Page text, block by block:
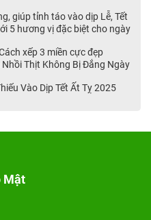
giúp tỉnh táo vào dịp Lễ, Tết
5 hương vị đặc biệt cho ngày
xếp 3 miền cực đẹp
Thịt Không Bị Đắng Ngày
Vào Dịp Tết Ất Tỵ 2025
Mật